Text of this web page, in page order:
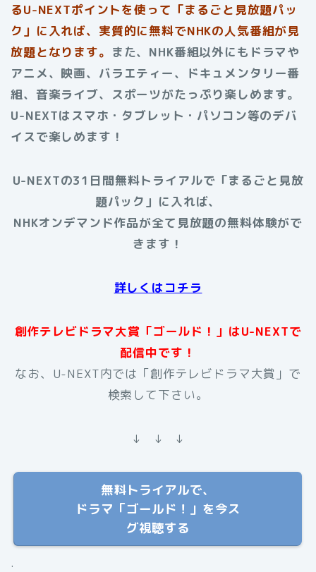
るU-NEXTポイントを使って「まるごと見放題パッ
ク」に入れば、実質的に無料でNHKの人気番組が見
放題となります。 また、NHK番組以外にもドラマや
アニメ、映画、バラエティー、ドキュメンタリー番
組、音楽ライブ、スポーツがたっぷり楽しめます。
U-NEXTはスマホ・タブレット・パソコン等のデバ
イスで楽しめます！
U-NEXTの31日間無料トライアルで「まるごと見放
題パック」に入れば、
NHKオンデマンド作品が全て見放題の無料体験がで
きます！
詳しくはコチラ
創作テレビドラマ大賞「ゴールド！」はU-NEXTで
配信中です！
なお、U-NEXT内では「創作テレビドラマ大賞」で
検索して下さい。
↓ ↓ ↓
無料トライアルで、
ドラマ「ゴールド！」を今ス
グ視聴する
.